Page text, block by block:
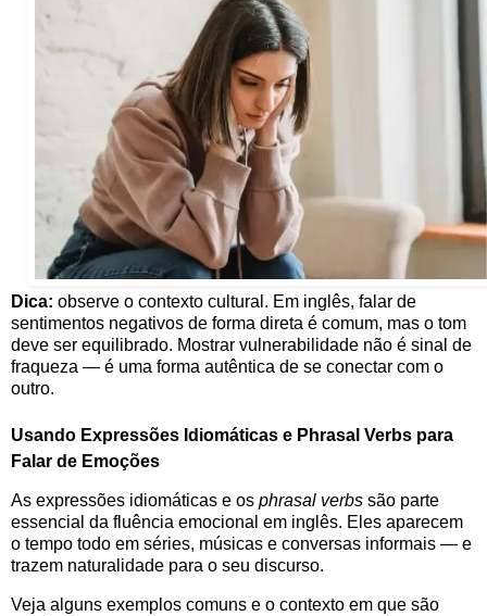
Dica: observe o contexto cultural. Em inglês, falar de
sentimentos negativos de forma direta é comum, mas o tom
deve ser equilibrado. Mostrar vulnerabilidade não é sinal de
fraqueza — é uma forma autêntica de se conectar com o
outro.
Usando Expressões Idiomáticas e Phrasal Verbs para
Falar de Emoções
As expressões idiomáticas e os phrasal verbs são parte
essencial da fluência emocional em inglês. Eles aparecem
o tempo todo em séries, músicas e conversas informais — e
trazem naturalidade para o seu discurso.
Veja alguns exemplos comuns e o contexto em que são